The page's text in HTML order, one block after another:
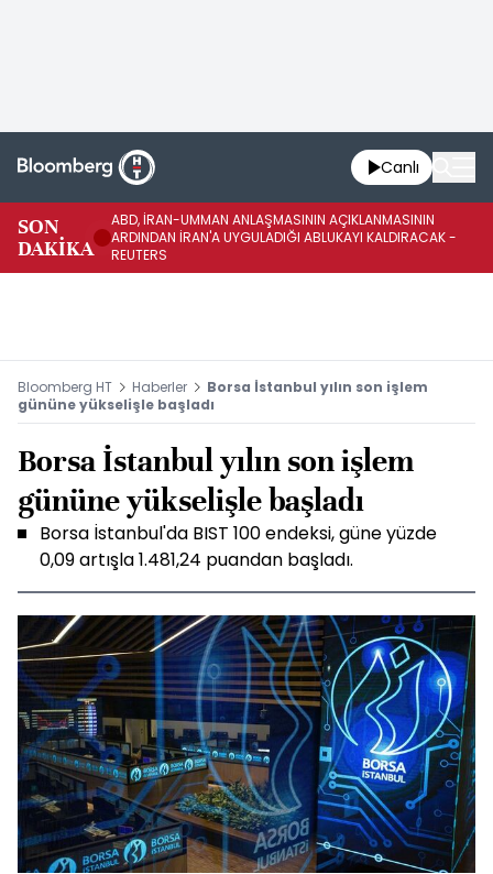
Canlı
SON
DAKİKA
ABD, İRAN-UMMAN ANLAŞMASININ AÇIKLANMASININ
ARDINDAN İRAN'A UYGULADIĞI ABLUKAYI KALDIRACAK -
REUTERS
Bloomberg HT Haberler
Borsa İstanbul yılın son işlem
gününe yükselişle başladı
Borsa İstanbul yılın son işlem
gününe yükselişle başladı
Borsa İstanbul'da BIST 100 endeksi, güne yüzde
0,09 artışla 1.481,24 puandan başladı.